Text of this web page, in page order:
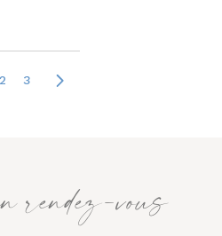
2 3
rendez-vous